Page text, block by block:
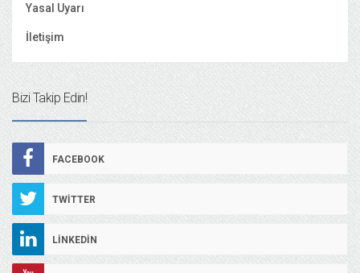
Yasal Uyarı
İletişim
Bizi Takip Edin!
FACEBOOK
TWITTER
LINKEDIN